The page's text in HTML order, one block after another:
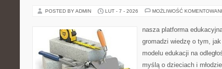
POSTED BY ADMIN LUT - 7 - 2026 MOŻLIWOŚĆ
nasza platforma
gromadzi wiedzę o tym,
modelu edukacji na
myślą o dzieciach i